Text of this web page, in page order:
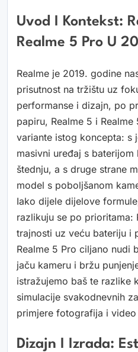
Uvod I Kontekst:
Realme 5 Pro U
Realme je 2019. godine
prisutnost na tržištu uz
performanse i dizajn, po
papiru, Realme 5 i
variante istog koncepta: s
masivni uređaj s
štednju, a s druge strane
model s poboljšanom
Iako dijele dijelove
razlikuju se po prioritama:
trajnosti uz veću bateriju i
Realme 5 Pro ciljano nudi
jaču kameru i bržu
istražujemo baš te razlike
simulacije svakodnevnih
primjere fotografija i video
Dizajn I Izrada: